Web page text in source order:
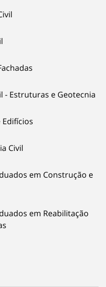
- Estruturas e Geotecnia
Civil
em Construção e
em Reabilitação